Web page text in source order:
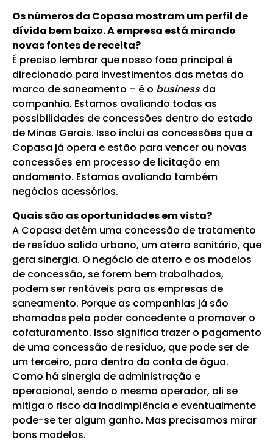
Os números da Copasa mostram um perfil de
dívida bem baixo. A empresa está mirando
novas fontes de receita?
É preciso lembrar que nosso foco principal é
direcionado para investimentos das metas do
marco de saneamento – é o businessda
companhia. Estamos avaliando todas as
possibilidades de concessões dentro do estado
de Minas Gerais. Isso inclui as concessões que a
Copasa já opera e estão para vencer ou novas
concessões em processo de licitação em
andamento. Estamos avaliando também
negócios acessórios.
Quais são as oportunidades em vista?
A Copasa detém uma concessão de tratamento
de resíduo solido urbano, um aterro sanitário, que
gera sinergia. O negócio de aterro e os modelos
de concessão, se forem bem trabalhados,
podem ser rentáveis para as empresas de
saneamento. Porque as companhias já são
chamadas pelo poder concedente a promover o
cofaturamento. Isso significa trazer o pagamento
de uma concessão de resíduo, que pode ser de
um terceiro, para dentro da conta de água.
Como há sinergia de administração e
operacional, sendo o mesmo operador, ali se
mitiga o risco da inadimplência e eventualmente
pode-se ter algum ganho. Mas precisamos mirar
bons modelos.